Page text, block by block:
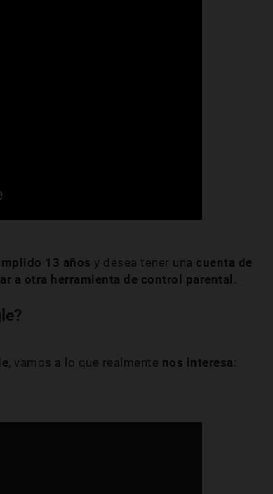
13 años y desea tener una cuenta de
a otra herramienta de control parental
, vamos a lo que realmente nos interesa :